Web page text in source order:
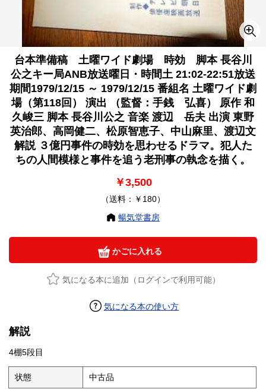
台本準備稿 土曜ワイド劇場 時効 脚本 長谷川
公之キー局ANB放送曜日・時間土 21:02-22:51放送
期間1979/12/15 ～ 1979/12/15 番組名 土曜ワイド劇
場（第118回） 演出 （監督：手銭 弘喜） 原作 和
久峻三 脚本 長谷川公之 音楽 渡辺 岳夫 出演 東野
英治郎、高岡健二、松原智恵子、中山麻里、渡辺文
解説 ３億円事件の時効を思わせるドラマ。犯人た
ちの人間模様と事件を追う老刑事の執念を描く。
￥3,500
（送料：￥180）
暢気堂書房
かごに入れる
気になる本に追加（ログインで利用可能）
気になる本の使い方
解説
4棚5段目
状態 中古品